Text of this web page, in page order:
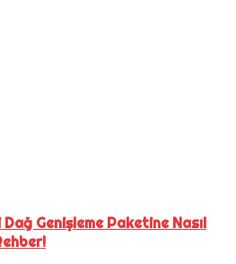
Genişleme Paketine Nasıl